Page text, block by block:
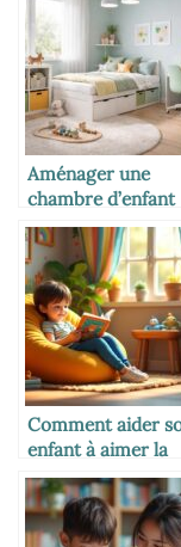
Aménager une
chambre d’enfant
avec IKEA : idées
inspirations
pratiques
Comment aider
enfant à aimer la
lecture